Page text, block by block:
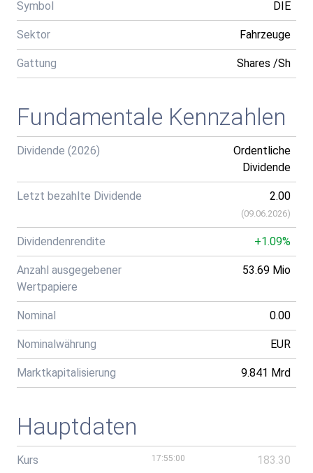
Symbol DIE
Sektor Fahrzeuge
Gattung Shares /Sh
Fundamentale Kennzahlen
Dividende (2026)
Ordentliche
Dividende
Letzt bezahlte Dividende 2.00
(09.06.2026)
Dividendenrendite +1.09%
Anzahl ausgegebener
Wertpapiere
53.69 Mio
Nominal 0.00
Nominalwährung EUR
Marktkapitalisierung 9.841 Mrd
Hauptdaten
Kurs 17:55:00 183.30